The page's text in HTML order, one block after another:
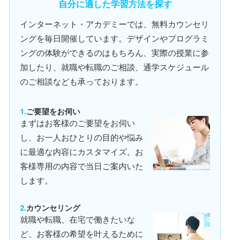
自分に適した学習方法を探す
インターネット・アカデミーでは、無料カウンセリ
ングを毎日開催しています。デザインやプログラミ
ングの体験ができるのはもちろん、実際の授業に参
加したり、就職や転職のご相談、通学スケジュール
のご相談なども承っております。
ご要望をお伺い
まずはお客様のご要望をお伺い
し、お一人おひとりの目的や悩み
に最適な内容にカスタマイズ。お
客様専用の内容で当日ご案内いた
します。
カウンセリング
就職や転職、在宅で働きたいな
ど、お客様の希望を叶えるために